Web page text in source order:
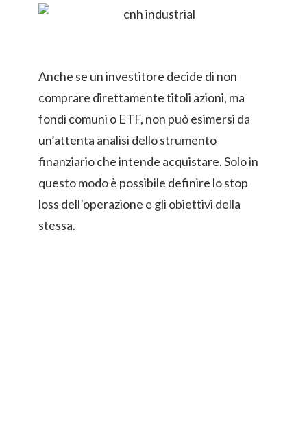
Anche se un investitore decide di non
comprare direttamente titoli azioni, ma
fondi comuni o ETF, non può esimersi da
un’attenta analisi dello strumento
finanziario che intende acquistare. Solo in
questo modo è possibile definire lo stop
loss dell’operazione e gli obiettivi della
stessa.